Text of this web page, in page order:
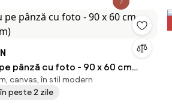
cu foto - 90 x 60 cm
canvas, în stil modern
în peste 2 zile